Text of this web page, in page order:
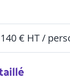
140 € HT /